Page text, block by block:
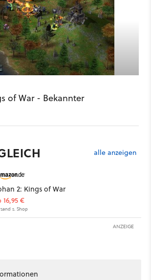
of War - Bekannter
alle anzeigen
2: Kings of War
16,95 €
s. Shop
ANZEIGE